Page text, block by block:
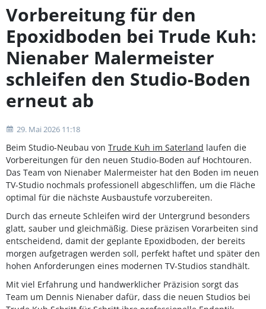
Vorbereitung für den
Epoxidboden bei Trude Kuh:
Nienaber Malermeister
schleifen den Studio-Boden
erneut ab
29. Mai 2026 11:18
Beim Studio-Neubau von Trude Kuh im Saterland laufen die
Vorbereitungen für den neuen Studio-Boden auf Hochtouren.
Das Team von Nienaber Malermeister hat den Boden im neuen
TV-Studio nochmals professionell abgeschliffen, um die Fläche
optimal für die nächste Ausbaustufe vorzubereiten.
Durch das erneute Schleifen wird der Untergrund besonders
glatt, sauber und gleichmäßig. Diese präzisen Vorarbeiten sind
entscheidend, damit der geplante Epoxidboden, der bereits
morgen aufgetragen werden soll, perfekt haftet und später den
hohen Anforderungen eines modernen TV-Studios standhält.
Mit viel Erfahrung und handwerklicher Präzision sorgt das
Team um Dennis Nienaber dafür, dass die neuen Studios bei